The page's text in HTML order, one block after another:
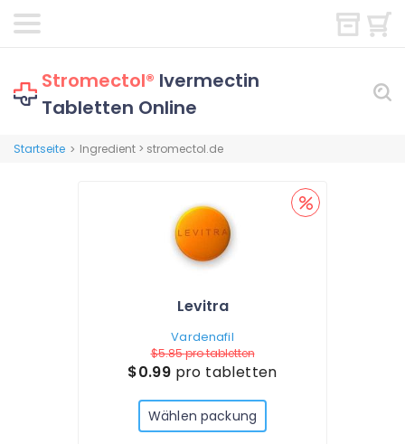
Stromectol® Ivermectin
Tabletten Online
Startseite > Ingredient > stromectol.de
Levitra
Vardenafil
$5.85pro tabletten
$0.99 pro tabletten
Wählen packung